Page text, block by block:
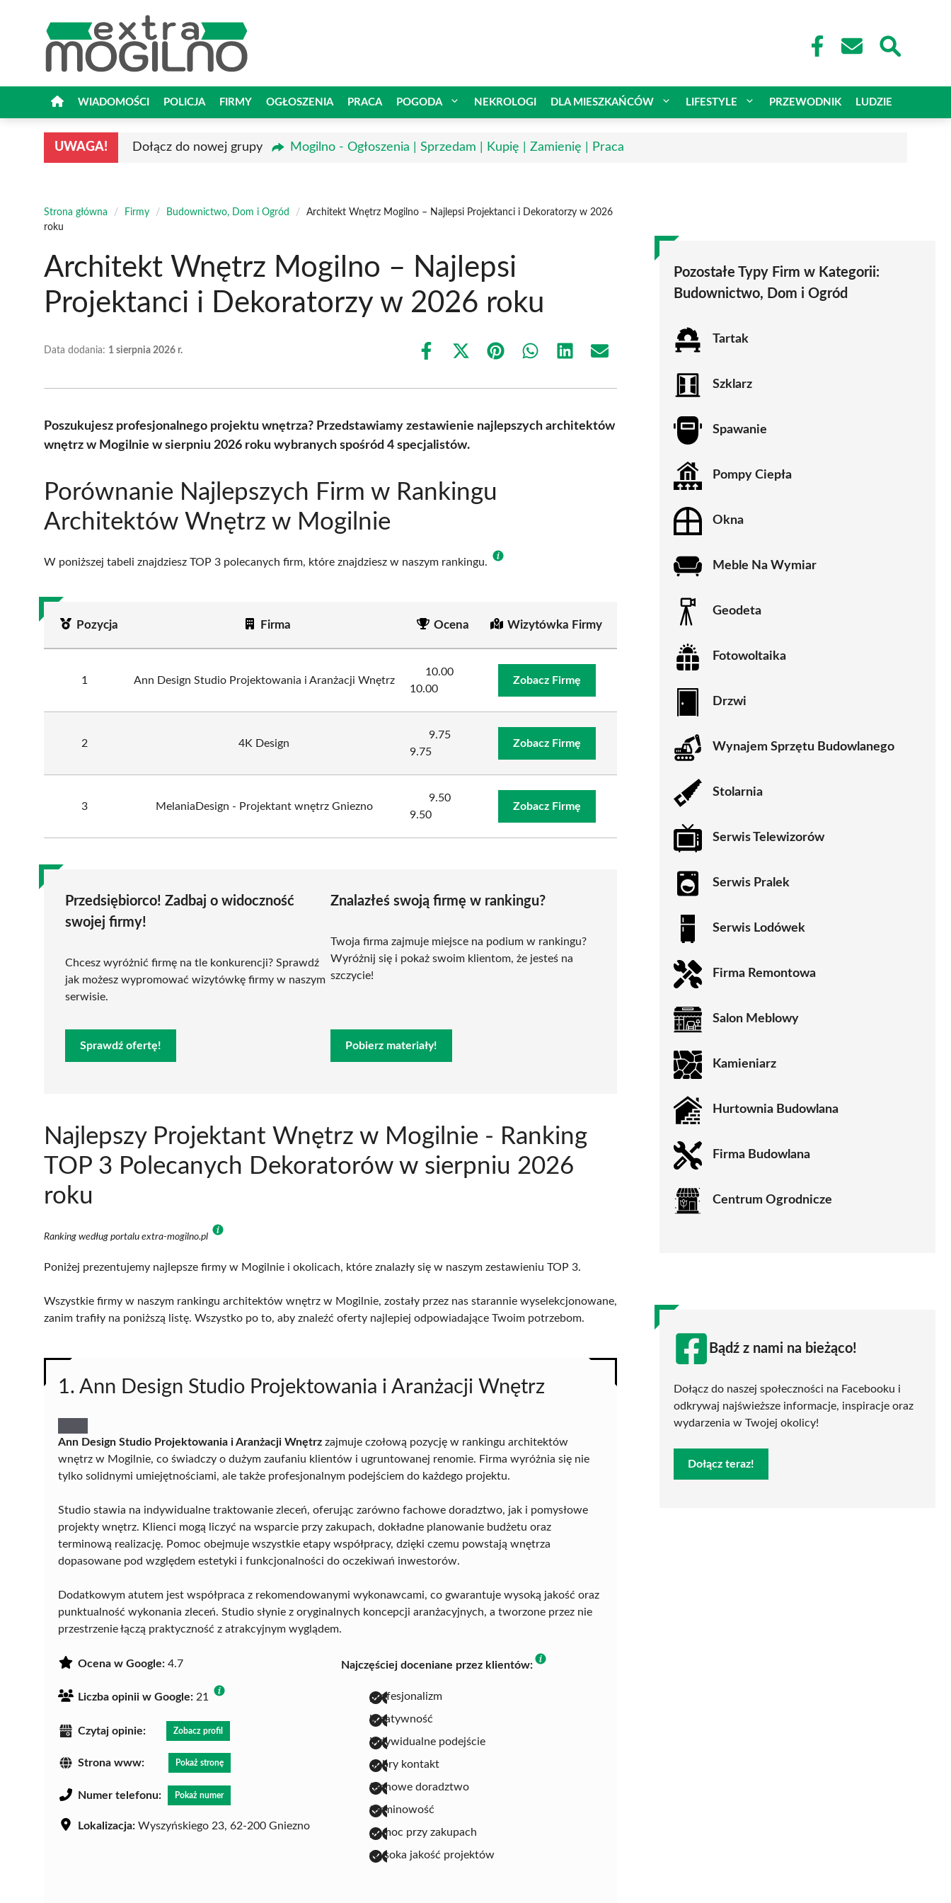
WIADOMOŚCI POLICJA FIRMY OGŁOSZENIA PRACA POGODA NEKROLOGI DLA MIESZKAŃCÓW LIFESTYLE PRZEWODNIK LUDZIE
UWAGA! Dołącz do nowej grupy Mogilno - Ogłoszenia | Sprzedam | Kupię | Zamienię | Praca
Strona główna / Firmy / Budownictwo, Dom i Ogród /
Architekt Wnętrz Mogilno – Najlepsi Projektanci i Dekoratorzy w 2026
roku
Architekt Wnętrz Mogilno – Najlepsi
Projektanci i Dekoratorzy w 2026 roku
Data dodania: 1 sierpnia 2026 r.
Share
Share
(Twitter)
Share Share Share Share
Poszukujesz profesjonalnego projektu wnętrza? Przedstawiamy zestawienie najlepszych architektów
wnętrz w Mogilnie w sierpniu 2026 roku wybranych spośród 4 specjalistów.
Porównanie Najlepszych Firm w Rankingu
Architektów Wnętrz w Mogilnie
W poniższej tabeli znajdziesz TOP 3 polecanych firm, które znajdziesz w naszym rankingu.
Pozycja Firma Ocena Wizytówka Firmy
1 Ann Design Studio Projektowania i Aranżacji Wnętrz
10.00
10.00
Zobacz Firmę
2 4K Design
9.75
9.75
Zobacz Firmę
3 MelaniaDesign - Projektant wnętrz Gniezno
9.50
9.50
Zobacz Firmę
Przedsiębiorco! Zadbaj o widoczność
swojej firmy!
Chcesz wyróżnić firmę na tle konkurencji? Sprawdź
jak możesz wypromować wizytówkę firmy w naszym
serwisie.
Sprawdź ofertę!
Znalazłeś swoją firmę w rankingu?
Twoja firma zajmuje miejsce na podium w rankingu?
Wyróżnij się i pokaż swoim klientom, że jesteś na
szczycie!
Pobierz materiały!
Najlepszy Projektant Wnętrz w Mogilnie - Ranking
TOP 3 Polecanych Dekoratorów w sierpniu 2026
roku
Ranking według portalu extra-mogilno.pl
Poniżej prezentujemy najlepsze firmy w Mogilnie i okolicach, które znalazły się w naszym zestawieniu TOP 3.
Wszystkie firmy w naszym rankingu architektów wnętrz w Mogilnie, zostały przez nas starannie wyselekcjonowane,
zanim trafiły na poniższą listę. Wszystko po to, aby znaleźć oferty najlepiej odpowiadające Twoim potrzebom.
1. Ann Design Studio Projektowania i Aranżacji Wnętrz
Ann Design Studio Projektowania i Aranżacji Wnętrz zajmuje czołową pozycję w rankingu architektów
wnętrz w Mogilnie, co świadczy o dużym zaufaniu klientów i ugruntowanej renomie. Firma wyróżnia się nie
tylko solidnymi umiejętnościami, ale także profesjonalnym podejściem do każdego projektu.
Studio stawia na indywidualne traktowanie zleceń, oferując zarówno fachowe doradztwo, jak i pomysłowe
projekty wnętrz. Klienci mogą liczyć na wsparcie przy zakupach, dokładne planowanie budżetu oraz
terminową realizację. Pomoc obejmuje wszystkie etapy współpracy, dzięki czemu powstają wnętrza
dopasowane pod względem estetyki i funkcjonalności do oczekiwań inwestorów.
Dodatkowym atutem jest współpraca z rekomendowanymi wykonawcami, co gwarantuje wysoką jakość oraz
punktualność wykonania zleceń. Studio słynie z oryginalnych koncepcji aranżacyjnych, a tworzone przez nie
przestrzenie łączą praktyczność z atrakcyjnym wyglądem.
Ocena w Google: 4.7
Liczba opinii w Google: 21
Czytaj opinie: Zobacz profil
Strona www: Pokaż stronę
Numer telefonu: Pokaż numer
Lokalizacja: Wyszyńskiego 23, 62-200 Gniezno
Najczęściej doceniane przez klientów:
profesjonalizm
kreatywność
indywidualne podejście
dobry kontakt
fachowe doradztwo
terminowość
pomoc przy zakupach
wysoka jakość projektów
Pozostałe Typy Firm w Kategorii:
Budownictwo, Dom i Ogród
Tartak
Szklarz
Spawanie
Pompy Ciepła
Okna
Meble Na Wymiar
Geodeta
Fotowoltaika
Drzwi
Wynajem Sprzętu Budowlanego
Stolarnia
Serwis Telewizorów
Serwis Pralek
Serwis Lodówek
Firma Remontowa
Salon Meblowy
Kamieniarz
Hurtownia Budowlana
Firma Budowlana
Centrum Ogrodnicze
Bądź z nami na bieżąco!
Dołącz do naszej społeczności na Facebooku i
odkrywaj najświeższe informacje, inspiracje oraz
wydarzenia w Twojej okolicy!
Dołącz teraz!